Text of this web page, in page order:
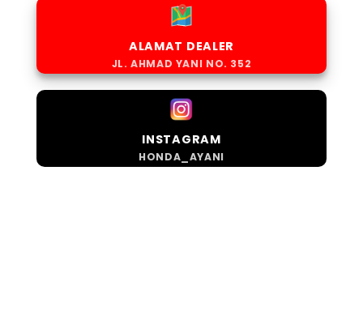
ALAMAT DEALER
JL. AHMAD YANI NO. 352
INSTAGRAM
HONDA_AYANI